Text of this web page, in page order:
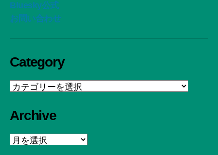
Bluesky公式
お問い合わせ
Category
Category
Archive
Archive